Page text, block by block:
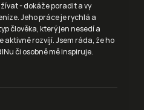
- dokáže poradit a vy
Jeho práce je rychlá a
člověka, který jen nesedí a
aktivně rozvíjí. Jsem ráda, že ho
či osobně mě inspiruje.